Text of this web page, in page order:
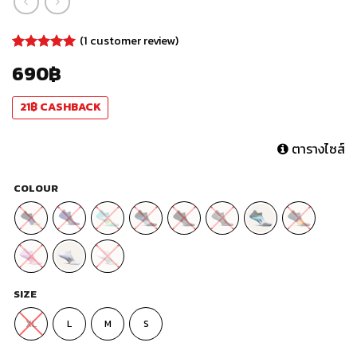
out of 5
based on
customer
rating
(1 customer review)
690฿
21฿CASHBACK
ตารางไซส์
COLOUR
SIZE
XL L M S